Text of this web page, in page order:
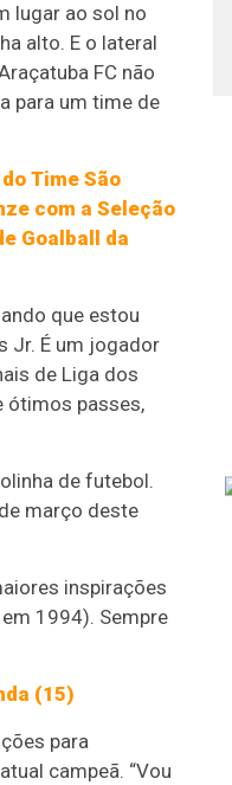
lugar ao sol no
alto. E o lateral
FC não
para um time de
Time São
com a Seleção
Goalball da
que estou
Jr. É um jogador
de Liga dos
ótimos passes,
de futebol.
março deste
inspirações
1994). Sempre
(15)
para
campeã. “Vou